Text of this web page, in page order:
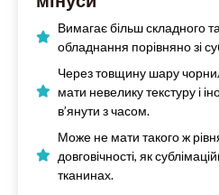
Вимагає більш складного
обладнання порівняно зі
Через товщину шару
мати невелику текстуру і
в’янути з часом.
Може не мати такого ж
довговічності, як
тканинах.